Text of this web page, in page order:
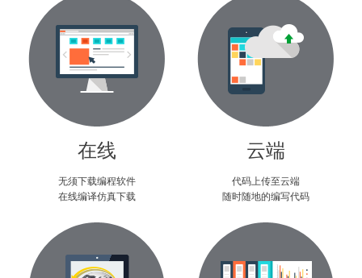
在线
无须下载编程软件
在线编译仿真下载
云端
代码上传至云端
随时随地的编写代码